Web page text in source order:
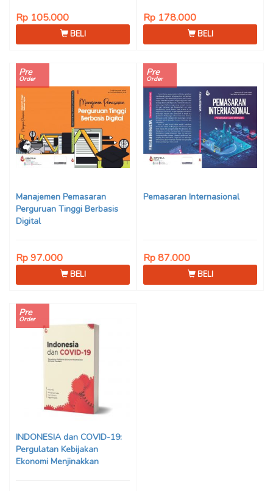
Rp 105.000
BELI
Rp 178.000
BELI
Pre
Order
Manajemen Pemasaran
Perguruan Tinggi Berbasis
Digital
Rp 97.000
BELI
Pre
Order
Pemasaran Internasional
Rp 87.000
BELI
Pre
Order
INDONESIA dan COVID-19:
Pergulatan Kebijakan
Ekonomi Menjinakkan